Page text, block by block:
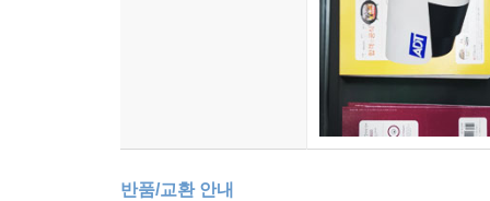
반품/교환 안내